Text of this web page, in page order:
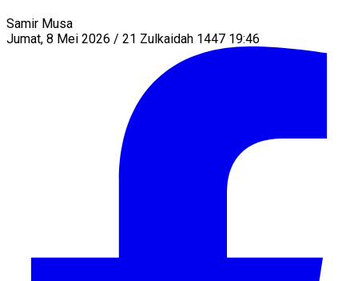
Samir Musa
Jumat, 8 Mei 2026 / 21 Zulkaidah 1447 19:46